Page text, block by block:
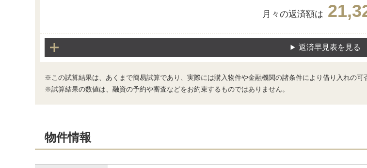
月々の返済額は
返済早見表を見る
※この試算結果は、あくまで簡易試算であり、実際には購入物件や金融機関の諸条件により借り入れの可
※試算結果の数値は、融資の予約や審査などをお約束するものではありません。
物件情報